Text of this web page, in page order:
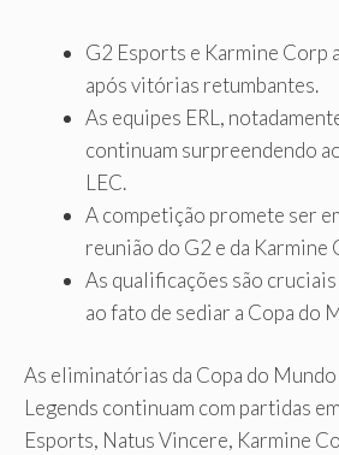
G2 Esports e Karmine Corp
após vitórias retumbantes.
As equipes ERL,
continuam surpreendendo
LEC.
A competição promete ser
reunião do G2 e da Karmine
As qualificações são
ao fato de sediar a Copa do
As eliminatórias da Copa do
Legends continuam com partidas
Esports, Natus Vincere, Karmine